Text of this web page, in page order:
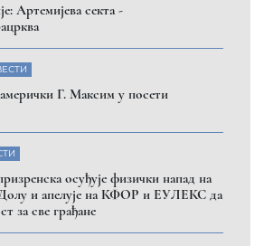
Артемијева секта -
Г. Максим у посети
осуђује физички напад на
и апелује на КФОР и ЕУЛЕКС да
за све грађане